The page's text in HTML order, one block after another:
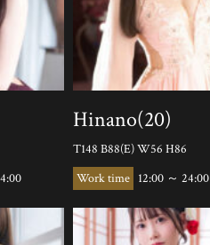
Hinano(20)
T148 B88(E) W56 H86
12:00 ～ 24:00